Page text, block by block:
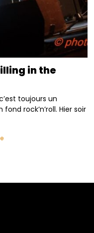
in the
toujours un
rock’n’roll. Hier soir